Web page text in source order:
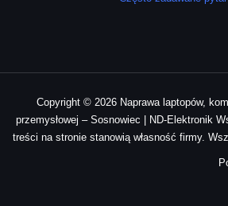
Copyright © 2026 Naprawa laptopów,
przemysłowej – Sosnowiec | ND-Elektronik
treści na stronie stanowią własność firmy.